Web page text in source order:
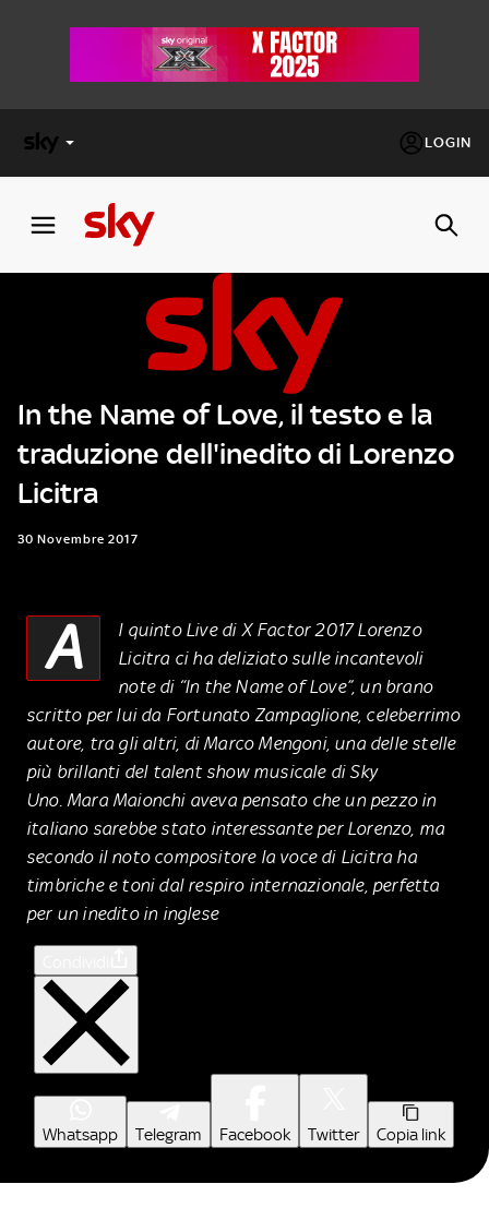
LOGIN
FACTOR
Cos’altro vedere:
PROGRAMMI SKY
Un mondo di offerte:
SKY.IT
NOW
In the Name of Love, il testo e la
traduzione dell'inedito di Lorenzo
Licitra
30 Novembre 2017
A
l quinto Live di X Factor 2017 Lorenzo
Licitra ci ha deliziato sulle incantevoli
note di “In the Name of Love”, un brano
scritto per lui da Fortunato Zampaglione, celeberrimo
autore, tra gli altri, di Marco Mengoni, una delle stelle
più brillanti del talent show musicale di Sky
Uno. Mara Maionchi aveva pensato che un pezzo in
italiano sarebbe stato interessante per Lorenzo, ma
secondo il noto compositore la voce di Licitra ha
timbriche e toni dal respiro internazionale, perfetta
per un inedito in inglese
Whatsapp Telegram Facebook Twitter Copia link